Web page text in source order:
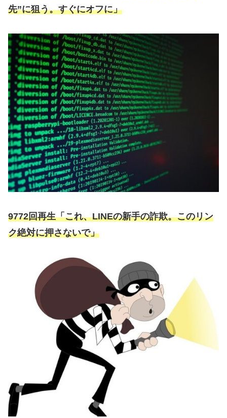
先”に狙う。すぐにオフに」
9772回再生「これ、LINEの新手の詐欺。このリン
ク絶対に押さないで」